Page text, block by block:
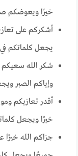
خيرًا ويعوضكم
أشكركم على
يجعل كلماتكم
شكر الله سعيكم
وإياكم الصبر
أقدر تعازيكم
خيرًا ويجعل
جزاكم الله خيرًا